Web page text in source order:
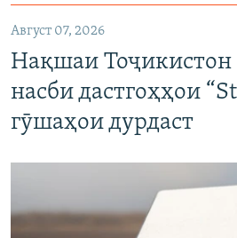
Август 07, 2026
Нақшаи Тоҷикистон
насби дастгоҳҳои
гӯшаҳои дурдаст